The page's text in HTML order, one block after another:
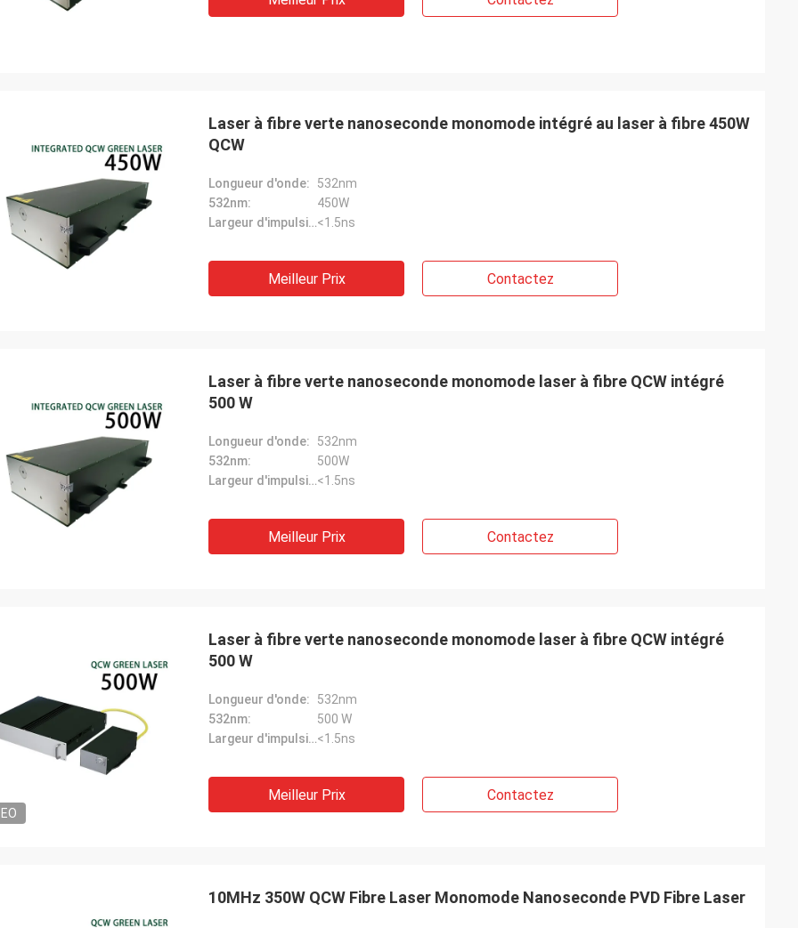
Laser à fibre verte nanoseconde monomode intégré au laser à fibre 450W
QCW
Longueur d'onde:
532nm
532nm:
450W
Largeur d'impulsion:<1.5ns
Meilleur Prix Contactez
Laser à fibre verte nanoseconde monomode laser à fibre QCW intégré
500 W
Longueur d'onde:
532nm
532nm:
500W
Largeur d'impulsion:<1.5ns
Meilleur Prix Contactez
Laser à fibre verte nanoseconde monomode laser à fibre QCW intégré
500 W
Longueur d'onde:
532nm
532nm:
500 W
Largeur d'impulsion:<1.5ns
Meilleur Prix Contactez
10MHz 350W QCW Fibre Laser Monomode Nanoseconde PVD Fibre Laser